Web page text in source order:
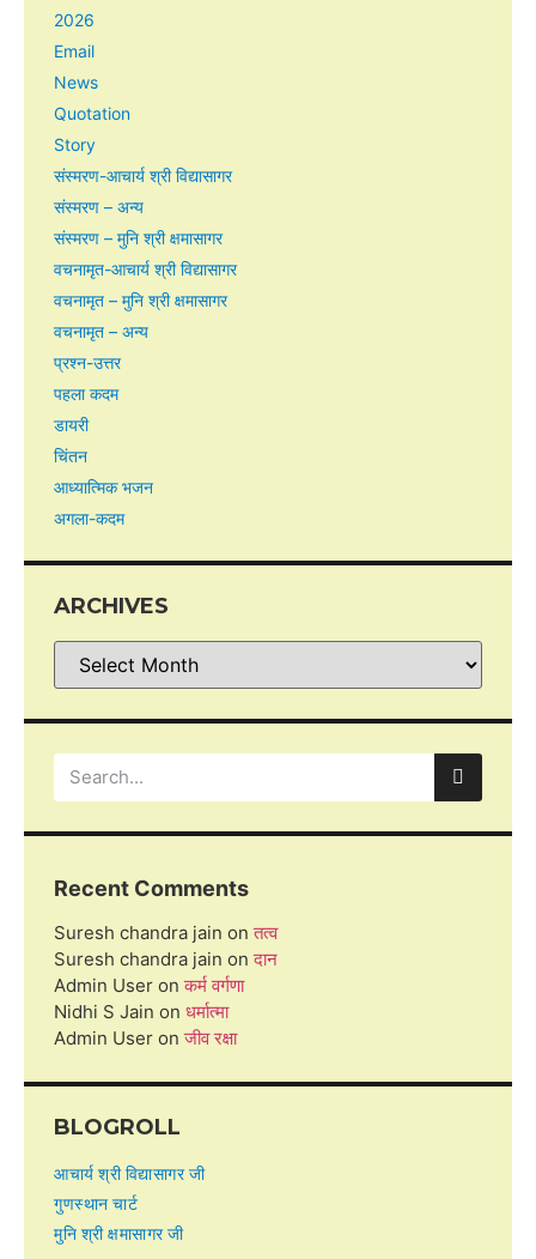
2026
Email
News
Quotation
Story
संस्मरण-आचार्य श्री विद्यासागर
संस्मरण – अन्य
संस्मरण – मुनि श्री क्षमासागर
वचनामृत-आचार्य श्री विद्यासागर
वचनामृत – मुनि श्री क्षमासागर
वचनामृत – अन्य
प्रश्न-उत्तर
पहला कदम
डायरी
चिंतन
आध्यात्मिक भजन
अगला-कदम
ARCHIVES
Recent Comments
Suresh chandra jain onतत्व
Suresh chandra jain onदान
Admin User onकर्म वर्गणा
Nidhi S Jain on धर्मात्मा
Admin User onजीव रक्षा
BLOGROLL
आचार्य श्री विद्यासागर जी
गुणस्थान चार्ट
मुनि श्री क्षमासागर जी